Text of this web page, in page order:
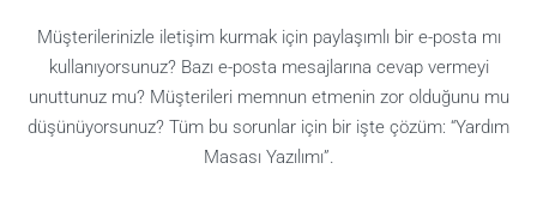
Müşterilerinizle iletişim kurmak için paylaşımlı bir e-posta mı
kullanıyorsunuz? Bazı e-posta mesajlarına cevap vermeyi
unuttunuz mu? Müşterileri memnun etmenin zor olduğunu mu
düşünüyorsunuz? Tüm bu sorunlar için bir işte çözüm: “Yardım
Masası Yazılımı”.